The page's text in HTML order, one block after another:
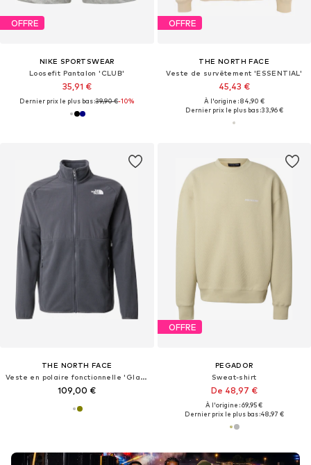
OFFRE
NIKE SPORTSWEAR
Loosefit Pantalon 'CLUB'
35,91 €
Dernier prix le plus bas :39,90 €-10%
OFFRE
THE NORTH FACE
Veste de survêtement 'ESSENTIAL'
45,43 €
À l'origine : 84,90 €
Dernier prix le plus bas :33,96 €
THE NORTH FACE
Veste en polaire fonctionnelle 'Glacier'
109,00 €
OFFRE
PEGADOR
Sweat-shirt
De 48,97 €
À l'origine : 69,95 €
Dernier prix le plus bas :48,97 €